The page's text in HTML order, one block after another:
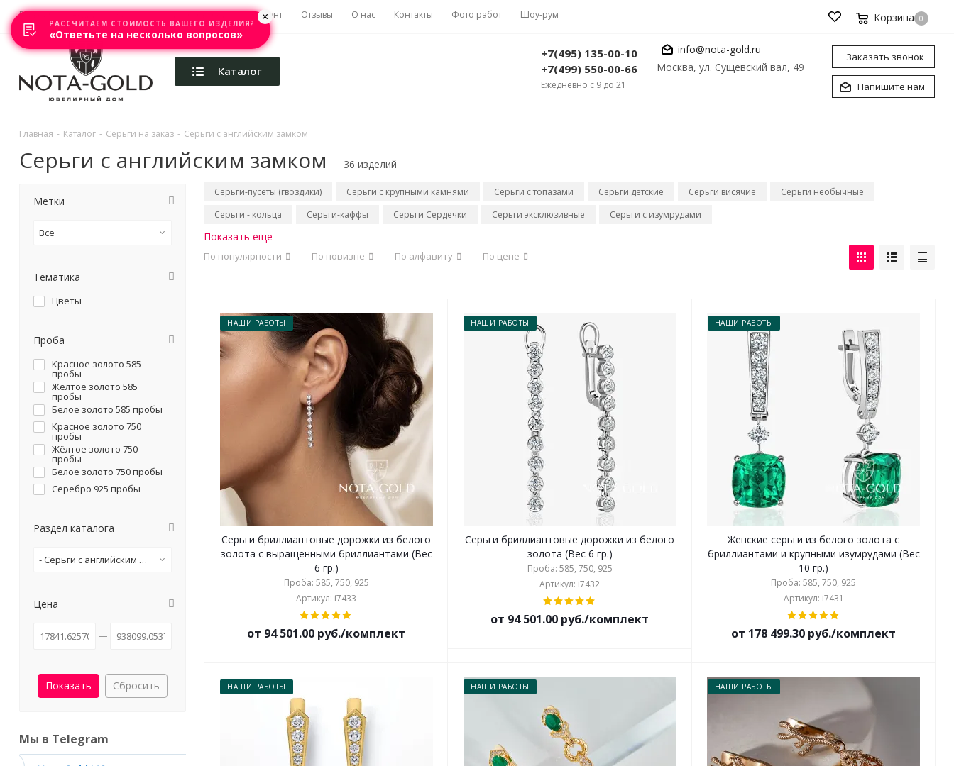
Главная Акции Каталоги Изготовление Ремонт Отзывы О нас Контакты Фото работ Шоу-рум Корзина 0
Каталог
+7(495) 135-00-10
+7(499) 550-00-66
Ежедневно с 9 до 21
info@nota-gold.ru
Москва, ул. Сущевский вал, 49
Заказать звонок
Напишите нам
Главная - Каталог - Серьги на заказ - Серьги с английским замком
Серьги с английским замком 36 изделий
Серьги-пусеты (гвоздики) Серьги с крупными камнями Серьги с топазами Серьги детские Серьги висячие
Серьги необычные
Серьги - кольца
Серьги-каффы Серьги Сердечки Серьги эксклюзивные Серьги с изумрудами
Показать еще
По популярности По новизне По алфавиту По цене
НАШИ РАБОТЫ
Серьги бриллиантовые дорожки из белого
золота с выращенными бриллиантами (Вес
6 гр.)
Проба: 585, 750, 925
Артикул: i7433
от 94 501.00 руб./комплект
НАШИ РАБОТЫ
Серьги бриллиантовые дорожки из белого
золота (Вес 6 гр.)
Проба: 585, 750, 925
Артикул: i7432
от 94 501.00 руб./комплект
НАШИ РАБОТЫ
Женские серьги из белого золота с
бриллиантами и крупными изумрудами (Вес
10 гр.)
Проба: 585, 750, 925
Артикул: i7431
от 178 499.30 руб./комплект
НАШИ РАБОТЫ НАШИ РАБОТЫ НАШИ РАБОТЫ
Метки
Все
Тематика
Цветы
Проба
Красное золото 585
пробы
Жёлтое золото 585
пробы
Белое золото 585 пробы
Красное золото 750
пробы
Жёлтое золото 750
пробы
Белое золото 750 пробы
Серебро 925 пробы
Раздел каталога
- Серьги с английским замком
Цена
Сбросить
Мы в Telegram
РАССЧИТАЕМ СТОИМОСТЬ ВАШЕГО ИЗДЕЛИЯ?
«Ответьте на несколько вопросов»